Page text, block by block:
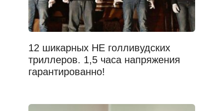
12 шикарных НЕ голливудских
триллеров. 1,5 часа напряжения
гарантированно!